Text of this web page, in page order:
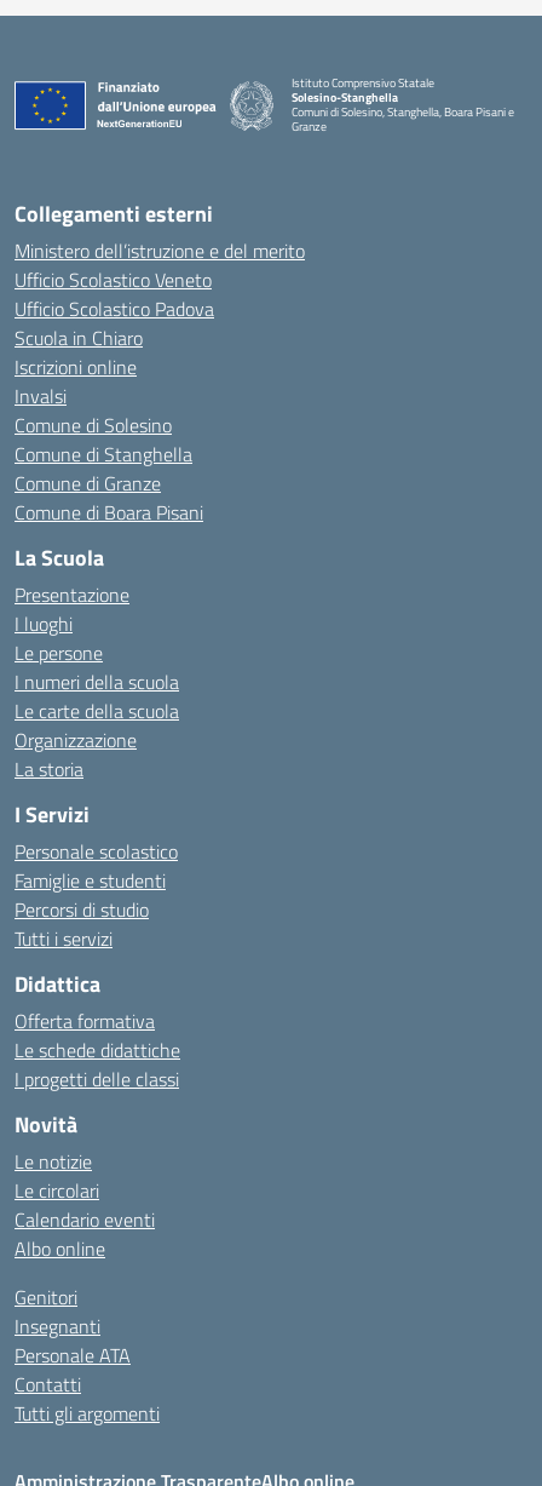
Istituto Comprensivo Statale
Solesino-Stanghella
Comuni di Solesino, Stanghella, Boara Pisani e
Granze
Collegamenti esterni
Ministero dell’istruzione e del merito
Ufficio Scolastico Veneto
Ufficio Scolastico Padova
Scuola in Chiaro
Iscrizioni online
Invalsi
Comune di Solesino
Comune di Stanghella
Comune di Granze
Comune di Boara Pisani
La Scuola
Presentazione
I luoghi
Le persone
I numeri della scuola
Le carte della scuola
Organizzazione
La storia
I Servizi
Personale scolastico
Famiglie e studenti
Percorsi di studio
Tutti i servizi
Didattica
Offerta formativa
Le schede didattiche
I progetti delle classi
Novità
Le notizie
Le circolari
Calendario eventi
Albo online
Genitori
Insegnanti
Personale ATA
Contatti
Tutti gli argomenti